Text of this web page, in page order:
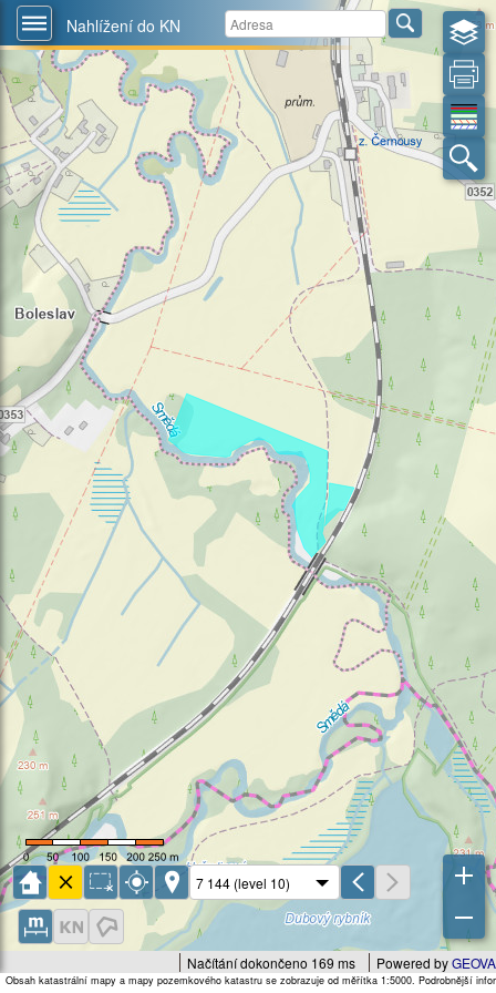
Nahlížení do KN
Powered by
Načítání dokončeno 169 ms
Obsah katastrální mapy a mapy pozemkového katastru se zobrazuje od měřítka 1:5000. Podrobnější